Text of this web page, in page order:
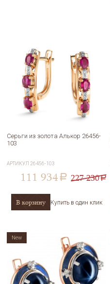
Серьги из золота Алькор 26456-
103
АРТИКУЛ 26456-103
111 934 a 227 230a
В корзину Купить в один клик
New